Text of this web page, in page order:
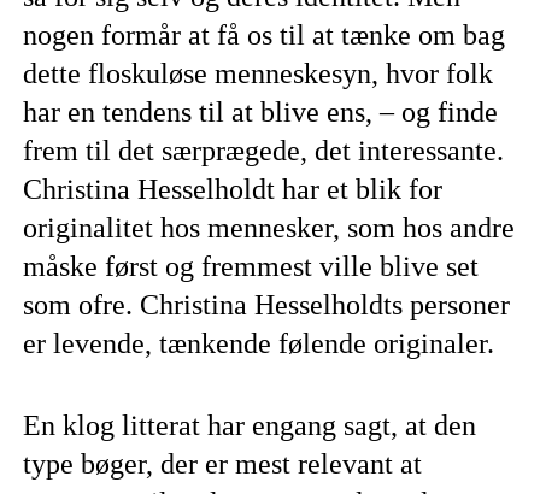
nogen formår at få os til at tænke om bag
dette floskuløse menneskesyn, hvor folk
har en tendens til at blive ens, – og finde
frem til det særprægede, det interessante.
Christina Hesselholdt har et blik for
originalitet hos mennesker, som hos andre
måske først og fremmest ville blive set
som ofre. Christina Hesselholdts personer
er levende, tænkende følende originaler.
En klog litterat har engang sagt, at den
type bøger, der er mest relevant at